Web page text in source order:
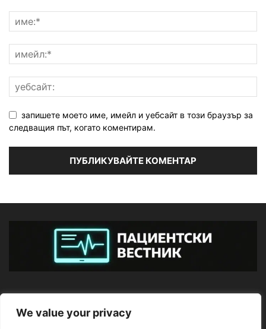
We value your privacy
запишете моето име, имейл и уебсайт в този браузър за
следващия път, когато коментирам.